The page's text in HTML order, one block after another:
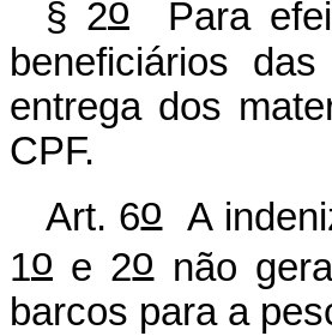
§ 2o Para
beneficiários
entrega dos
CPF.
Art. 6oA
1o e 2onão
barcos para a